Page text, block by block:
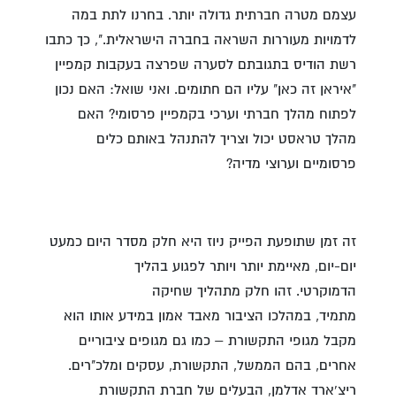
עצמם מטרה חברתית גדולה יותר. בחרנו לתת במה
לדמויות מעוררות השראה בחברה הישראלית.", כך כתבו
רשת הודיס בתגובתם לסערה שפרצה בעקבות קמפיין
"איראן זה כאן" עליו הם חתומים. ואני שואל: האם נכון
לפתוח מהלך חברתי וערכי בקמפיין פרסומי? האם
מהלך טראסט יכול וצריך להתנהל באותם כלים
פרסומיים וערוצי מדיה?
זה זמן שתופעת הפייק ניוז היא חלק מסדר היום כמעט
יום-יום, מאיימת יותר ויותר לפגוע בהליך
הדמוקרטי. זהו חלק מתהליך שחיקה
מתמיד, במהלכו הציבור מאבד אמון במידע אותו הוא
מקבל מגופי התקשורת – כמו גם מגופים ציבוריים
אחרים, בהם הממשל, התקשורת, עסקים ומלכ"רים.
ריצ'ארד אדלמן, הבעלים של חברת התקשורת